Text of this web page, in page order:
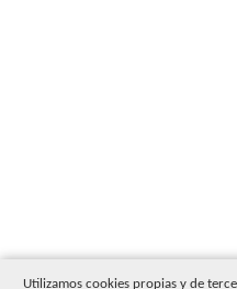
Utilizamos cookies propias y de